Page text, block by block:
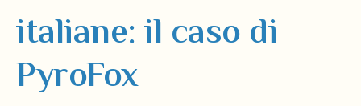
italiane: il caso di
PyroFox